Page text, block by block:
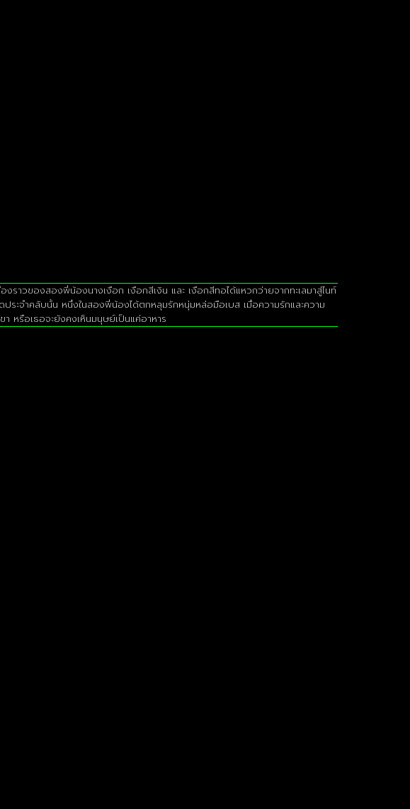
วของสองพี่น้องนางเงือก เงือกสีเงิน และ เงือกสีทอได้แหวกว่ายจากทะเลมาสู่ไนท์
ะจำคลับนั้น หนึ่งในสองพี่น้องได้ตกหลุมรักหนุ่มหล่อมือเบส เมื่อความรักและความ
หรือเธอจะยังคงเห็นมนุษย์เป็นแค่อาหาร